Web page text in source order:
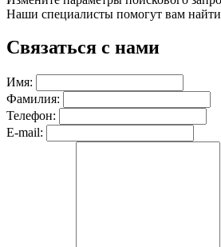
Наши специалисты помогут вам
Связаться с нами
Имя:
Фамилия:
Телефон:
E-mail: